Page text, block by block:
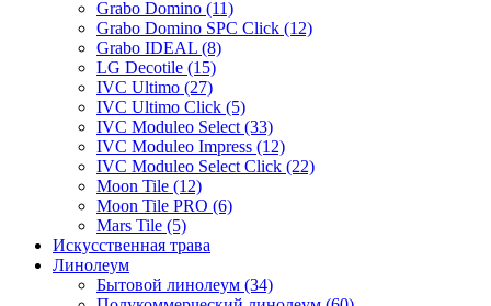
Grabo Domino (11)
Grabo Domino SPC Click (12)
Grabo IDEAL (8)
LG Decotile (15)
IVC Ultimo (27)
IVC Ultimo Click (5)
IVC Moduleo Select (33)
IVC Moduleo Impress (12)
IVC Moduleo Select Click (22)
Moon Tile (12)
Moon Tile PRO (6)
Mars Tile (5)
Искусcтвенная трава
Линолеум
Бытовой линолеум (34)